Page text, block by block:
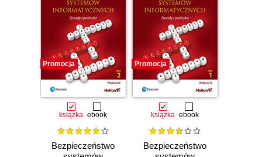
Promocja
książka ebook
Bezpieczeństwo
Promocja
książka ebook
Bezpieczeństwo